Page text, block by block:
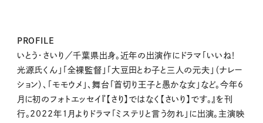
PROFILE
いとう・さいり／千葉県出身。近年の出演作にドラマ「いいね！
光源氏くん」「全裸監督」「大豆田とわ子と三人の元夫」（ナレー
ション）、「モモウメ」、舞台「首切り王子と愚かな女」など。今年6
月に初のフォトエッセイ『【さり】ではなく【さいり】です。』を刊
行。2022年1月よりドラマ「ミステリと言う勿れ」に出演。主演映